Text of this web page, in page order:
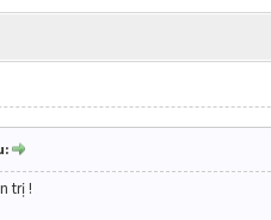
trị !